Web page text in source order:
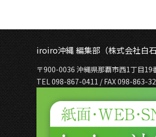
iroiro沖縄 編集部（株式会社白
〒900-0036 沖縄県那覇市西1丁目19
TEL 098-867-0411 / FAX 098-863-